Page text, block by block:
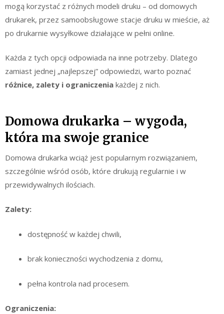
mogą korzystać z różnych modeli druku – od domowych
drukarek, przez samoobsługowe stacje druku w mieście, aż
po drukarnie wysyłkowe działające w pełni online.
Każda z tych opcji odpowiada na inne potrzeby. Dlatego
zamiast jednej „najlepszej” odpowiedzi, warto poznać
różnice, zalety i ograniczenia każdej z nich.
Domowa drukarka – wygoda,
która ma swoje granice
Domowa drukarka wciąż jest popularnym rozwiązaniem,
szczególnie wśród osób, które drukują regularnie i w
przewidywalnych ilościach.
Zalety:
dostępność w każdej chwili,
brak konieczności wychodzenia z domu,
pełna kontrola nad procesem.
Ograniczenia: